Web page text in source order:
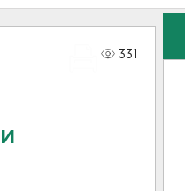
331